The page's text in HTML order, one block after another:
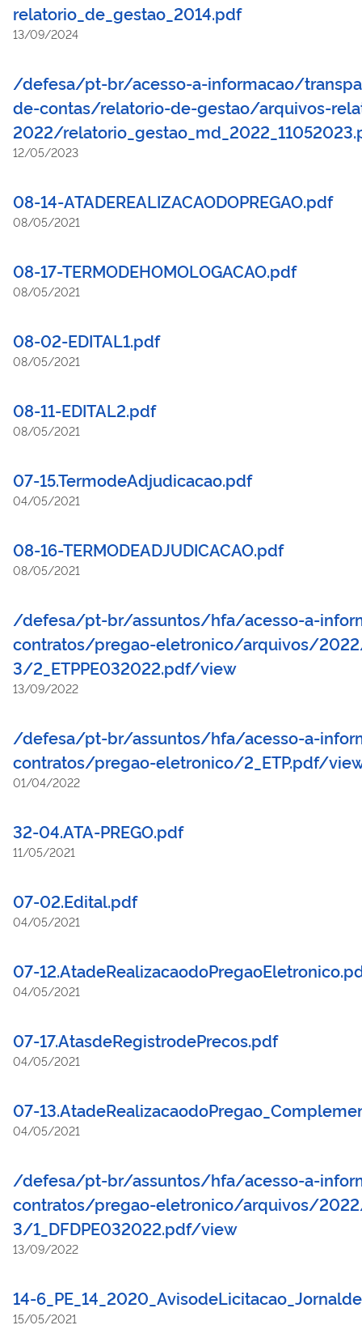
relatorio_de_gestao_2014.pdf
13/09/2024
/defesa/pt-br/acesso-a-informacao/
de-contas/relatorio-de-gestao/arquivos-
2022/
12/05/2023
08-14-ATADEREALIZACAODOPREGAO.pdf
08/05/2021
08-17-TERMODEHOMOLOGACAO.pdf
08/05/2021
08-02-EDITAL1.pdf
08/05/2021
08-11-EDITAL2.pdf
08/05/2021
07-15.TermodeAdjudicacao.pdf
04/05/2021
08-16-TERMODEADJUDICACAO.pdf
08/05/2021
/defesa/pt-br/assuntos/hfa/acesso-a-
contratos/pregao-eletronico/arquivos/
3/2_ETPPE032022.pdf/view
13/09/2022
/defesa/pt-br/assuntos/hfa/acesso-a-
contratos/pregao-eletronico/2_ETP.pdf/
01/04/2022
32-04.ATA-PREGO.pdf
11/05/2021
07-02.Edital.pdf
04/05/2021
07-
04/05/2021
07-17.AtasdeRegistrodePrecos.pdf
04/05/2021
07-
04/05/2021
/defesa/pt-br/assuntos/hfa/acesso-a-
contratos/pregao-eletronico/arquivos/
3/1_DFDPE032022.pdf/view
13/09/2022
14-
15/05/2021